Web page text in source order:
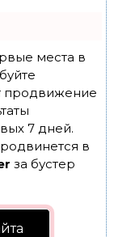
места в
продвижение
7 дней.
в
за бустер